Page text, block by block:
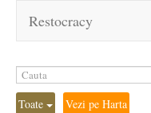
Restocracy
Toate Vezi pe Harta